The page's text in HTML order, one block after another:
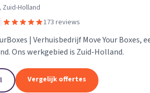
Zuid-Holland
173 reviews
| Verhuisbedrijf Move Your Boxes,
Ons werkgebied is Zuid-Holland.
Vergelijk offertes